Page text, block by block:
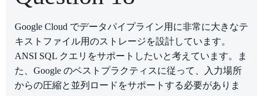
Google Cloud でデータパイプライン用に非常に大きなテ
キストファイル用のストレージを設計しています。
ANSI SQL クエリをサポートしたいと考えています。ま
た、Google のベストプラクティスに従って、入力場所
からの圧縮と並列ロードをサポートする必要がありま